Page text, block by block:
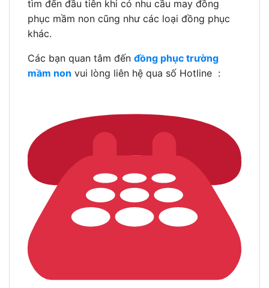
tìm đến đầu tiên khi có nhu cầu may đồng
phục mầm non cũng như các loại đồng phục
khác.
Các bạn quan tâm đến đồng phục trường
mầm non vui lòng liên hệ qua số Hotline :